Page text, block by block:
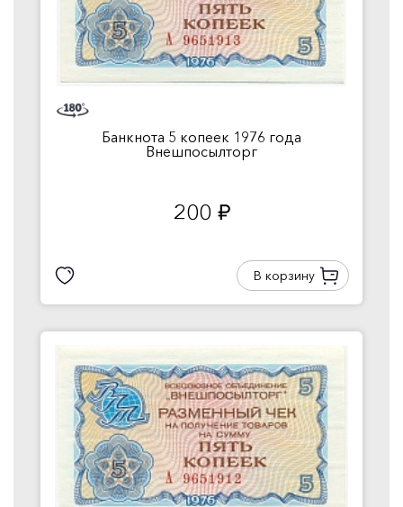
Банкнота 5 копеек 1976 года
Внешпосылторг
200 руб.
В корзину